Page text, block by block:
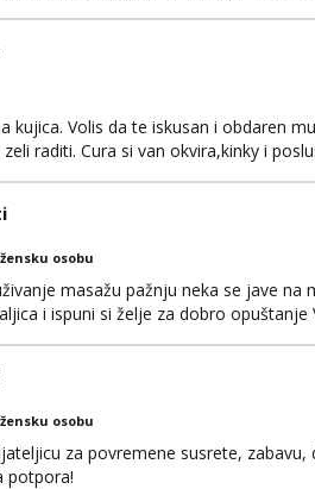
kujica. Volis da te iskusan i obdaren
raditi. Cura si van okvira,kinky i
osobu
masažu pažnju neka se jave na
i ispuni si želje za dobro opuštanje
osobu
za povremene susrete, zabavu,
potpora!